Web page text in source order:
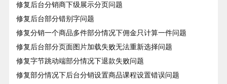
修复后台分销商下级展示分页问题
修复后台部分错别字问题
修复分销一个商品多件部分情况下佣金只计算一件问题
修复后台部分页面图片加载失败无法重新选择问题
修复字节跳动端部分情况下退款失败问题
修复部分情况下后台分销设置商品课程设置错误问题